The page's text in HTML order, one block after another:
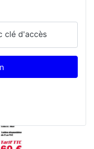
clé d'accès